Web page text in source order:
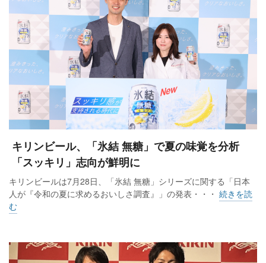
キリンビール、「氷結 無糖」で夏の味覚を分析
「スッキリ」志向が鮮明に
キリンビールは7月28日、「氷結 無糖」シリーズに関する「日本
人が『令和の夏に求めるおいしさ調査』」の発表・・・ 続きを読
む